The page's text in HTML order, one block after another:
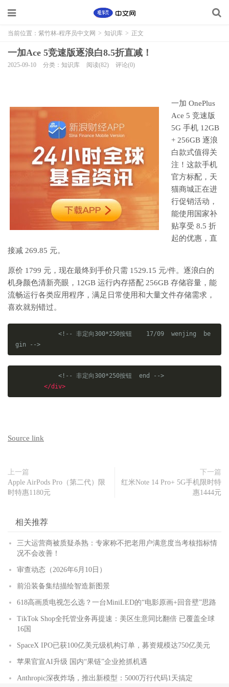
当前位置： 紫竹林-程序员中文网 > 知识库 > 正文
一加Ace 5竞速版逐浪白8.5折直减！
2025-09-10 分类：知识库 阅读(82) 评论(0)
一加 OnePlus
Ace 5 竞速版
5G 手机 12GB
+ 256GB 逐浪
白款式值得关
注！这款手机
官方标配，天
猫商城正在进
行促销活动，
能使用国家补
贴享受 8.5 折
起的优惠，直
接减 269.85 元。
原价 1799 元，现在最终到手价只需 1529.15 元/件。逐浪白的
机身颜色清新亮眼，12GB 运行内存搭配 256GB 存储容量，能
流畅运行各类应用程序，满足日常使用和大量文件存储需求，
喜欢就别错过。
<!-- 非定向300*250按钮    17/09  wenjing  be
gin -->
<!-- 非定向300*250按钮  end -->
</div>
Source link
上一篇
Apple AirPods Pro（第二代）限
时特惠1180元
下一篇
红米Note 14 Pro+ 5G手机限时特
惠1444元
相关推荐
三大运营商被质疑杀熟：专家称不把老用户满意度当考核指标情
况不会改善！
审查动态（2026年6月10日）
前沿装备集结描绘智造新图景
618高画质电视怎么选？一台MiniLED的“电影原画+回音壁”思路
TikTok Shop全托管业务再提速：美区生意同比翻倍 已覆盖全球
16国
SpaceX IPO已获100亿美元级机构订单，募资规模达750亿美元
苹果官宣AI升级 国内“果链”企业抢抓机遇
Anthropic深夜炸场，推出新模型：5000万行代码1天搞定